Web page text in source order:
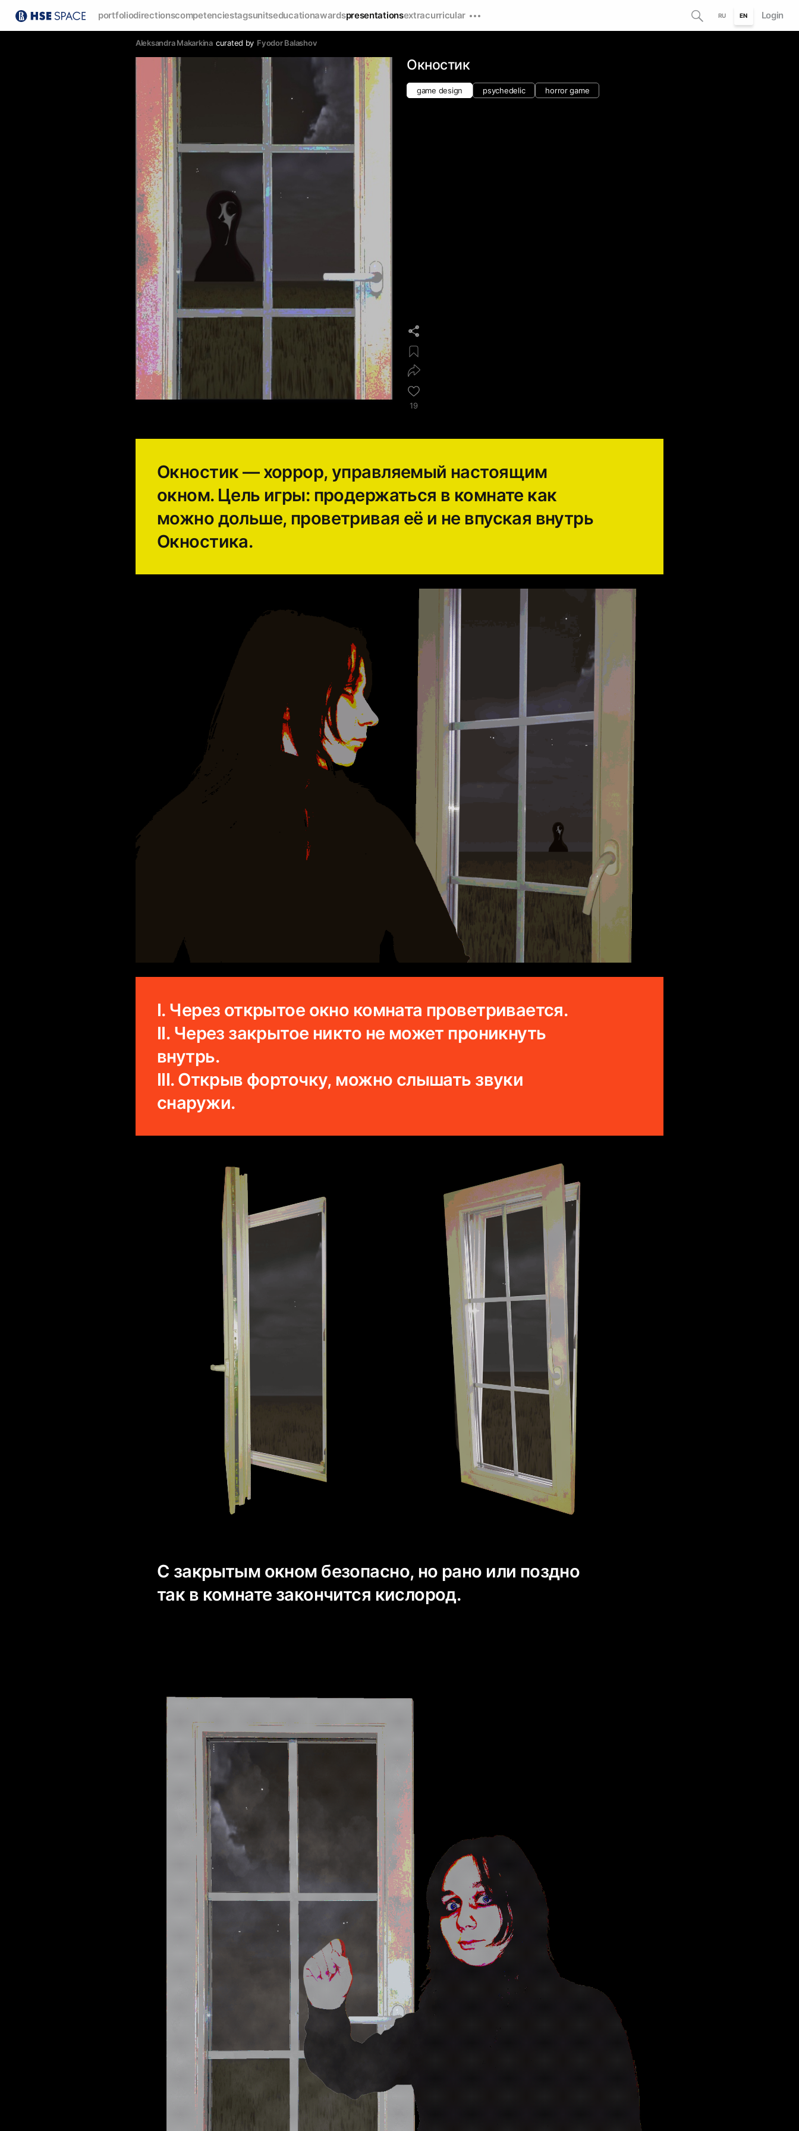
portfoliodirectionscompetenciestagsunitseducationawardspresentationsextracurricular RU EN Login
Aleksandra Makarkina curated by Fyodor Balashov
Окностик
game design psychedelic horror game
19
Окностик — хоррор, управляемый настоящим
окном. Цель игры: продержаться в комнате как
можно дольше, проветривая её и не впуская внутрь
Окностика.
I. Через открытое окно комната проветривается.
II. Через закрытое никто не может проникнуть
внутрь.
III. Открыв форточку, можно слышать звуки
снаружи.
С закрытым окном безопасно, но рано или поздно
так в комнате закончится кислород.